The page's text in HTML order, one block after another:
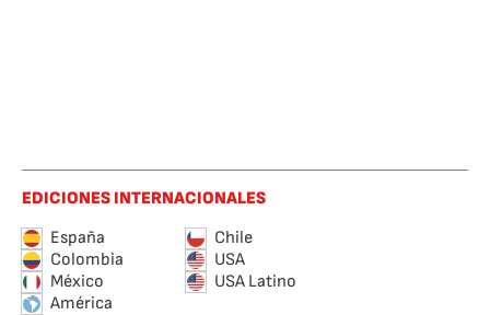
EDICIONES INTERNACIONALES
España
Chile
Colombia
USA
México
USA Latino
América